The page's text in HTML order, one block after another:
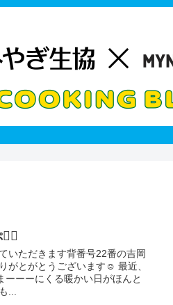
いただきます背番号22番の吉岡
がとがとうございます☺️ 最近、
ーーにくる暖かい日がほんと
...